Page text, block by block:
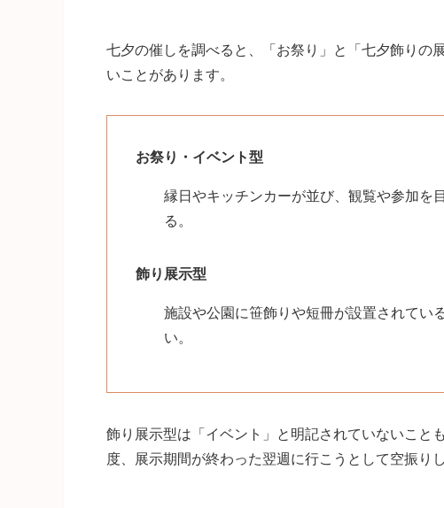
七夕の催しを調べると、「お祭り」と「七夕飾りの
いことがあります。
お祭り・イベント型
縁日やキッチンカーが並び、観覧や参加を
る。
飾り展示型
施設や公園に笹飾りや短冊が設置されてい
い。
飾り展示型は「イベント」と明記されていないこと
度、展示期間が終わった翌週に行こうとして空振り